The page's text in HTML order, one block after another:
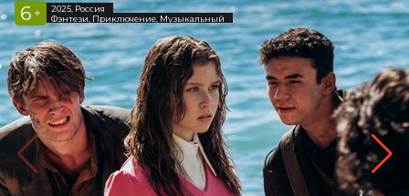
6 +
2025, Россия
Фэнтези, Приключение, Музыкальный